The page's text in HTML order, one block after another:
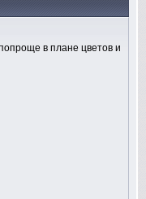
в плане цветов и